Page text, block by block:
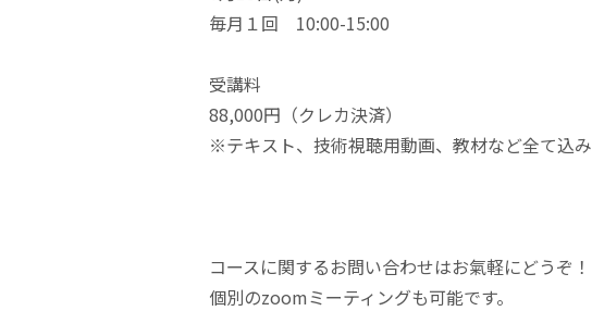
毎月１回 10:00-15:00
受講料
88,000円（クレカ決済）
※テキスト、技術視聴用動画、教材など全て込み
コースに関するお問い合わせはお氣軽にどうぞ！
個別のzoomミーティングも可能です。